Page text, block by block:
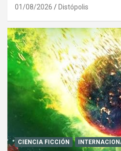
01/08/2026 Distópolis
CIENCIA FICCIÓN